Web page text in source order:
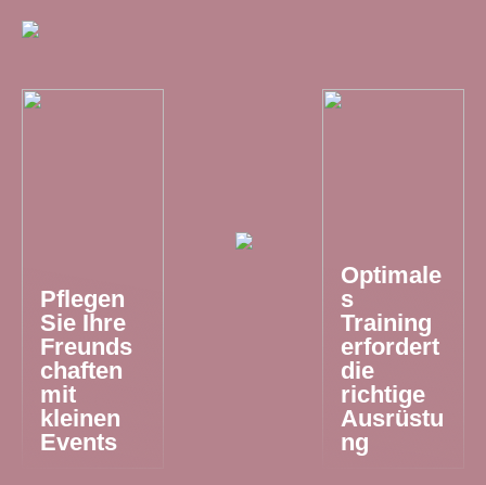
Pflegen
Sie Ihre
Freunds
chaften
mit
kleinen
Events
Optimale
s
Training
erfordert
die
richtige
Ausrüstu
ng